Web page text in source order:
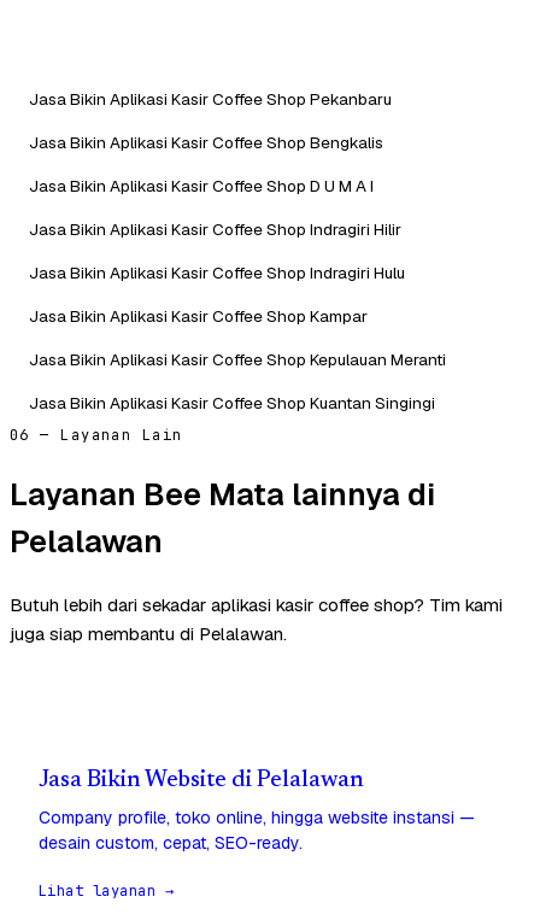
Jasa Bikin Aplikasi Kasir Coffee Shop Pekanbaru
Jasa Bikin Aplikasi Kasir Coffee Shop Bengkalis
Jasa Bikin Aplikasi Kasir Coffee Shop D U M A I
Jasa Bikin Aplikasi Kasir Coffee Shop Indragiri Hilir
Jasa Bikin Aplikasi Kasir Coffee Shop Indragiri Hulu
Jasa Bikin Aplikasi Kasir Coffee Shop Kampar
Jasa Bikin Aplikasi Kasir Coffee Shop Kepulauan Meranti
Jasa Bikin Aplikasi Kasir Coffee Shop Kuantan Singingi
06 — Layanan Lain
Layanan Bee Mata lainnya di
Pelalawan
Butuh lebih dari sekadar aplikasi kasir coffee shop? Tim kami
juga siap membantu di Pelalawan.
Jasa Bikin Website di Pelalawan
Company profile, toko online, hingga website instansi —
desain custom, cepat, SEO-ready.
Lihat layanan →